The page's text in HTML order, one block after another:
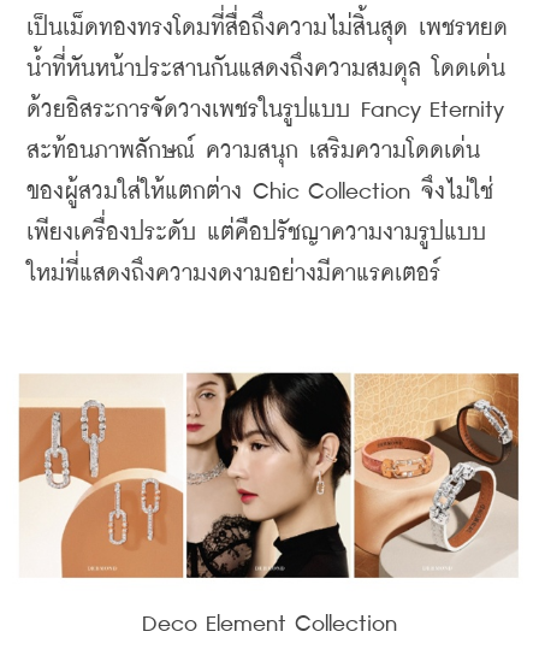
เป็นเม็ดทองทรงโดมที่สื่อถึงความไม่สิ้นสุด เพชรหยด
น้ำที่หันหน้าประสานกันแสดงถึงความสมดุล โดดเด่น
ด้วยอิสระการจัดวางเพชรในรูปแบบ Fancy Eternity
สะท้อนภาพลักษณ์ ความสนุก เสริมความโดดเด่น
ของผู้สวมใส่ให้แตกต่าง Chic Collection จึงไม่ใช่
เพียงเครื่องประดับ แต่คือปรัชญาความงามรูปแบบ
ใหม่ที่แสดงถึงความงดงามอย่างมีคาแรคเตอร์
Deco Element Collection